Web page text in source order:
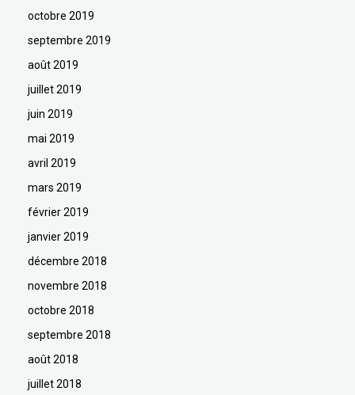
octobre 2019
septembre 2019
août 2019
juillet 2019
juin 2019
mai 2019
avril 2019
mars 2019
février 2019
janvier 2019
décembre 2018
novembre 2018
octobre 2018
septembre 2018
août 2018
juillet 2018